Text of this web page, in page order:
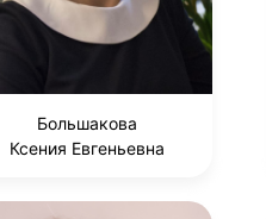
Большакова
Ксения Евгеньевна